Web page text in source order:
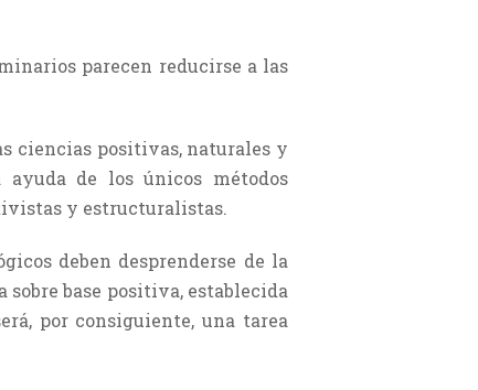
parecen reducirse a las
ciencias positivas, naturales y
ayuda de los únicos métodos
y estructuralistas.
deben desprenderse de la
base positiva, establecida
por consiguiente, una tarea